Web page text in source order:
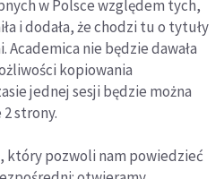
w Polsce względem tych,
i dodała, że chodzi tu o tytuły
nie będzie dawała
kopiowania
jednej sesji będzie można
strony.
który pozwoli nam powiedzieć